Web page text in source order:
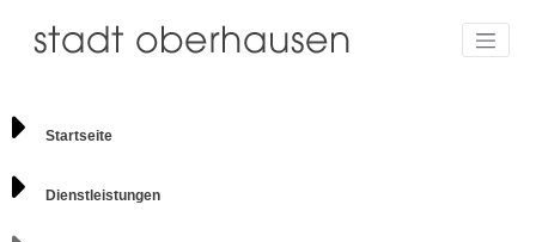
Startseite
Dienstleistungen